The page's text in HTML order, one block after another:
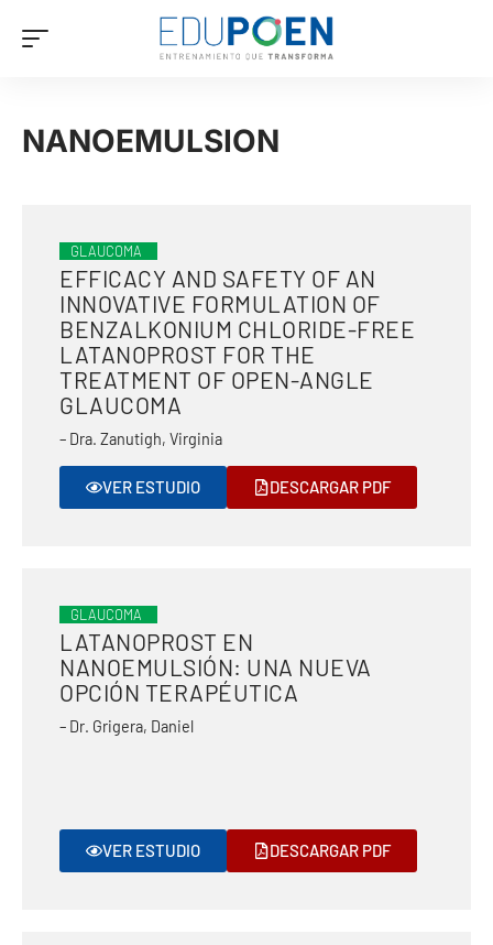
NANOEMULSION
GLAUCOMA
EFFICACY AND SAFETY OF AN
INNOVATIVE FORMULATION OF
BENZALKONIUM CHLORIDE-FREE
LATANOPROST FOR THE
TREATMENT OF OPEN-ANGLE
GLAUCOMA
– Dra. Zanutigh, Virginia
VER ESTUDIO DESCARGAR PDF
GLAUCOMA
LATANOPROST EN
NANOEMULSIÓN: UNA NUEVA
OPCIÓN TERAPÉUTICA
– Dr. Grigera, Daniel
VER ESTUDIO DESCARGAR PDF